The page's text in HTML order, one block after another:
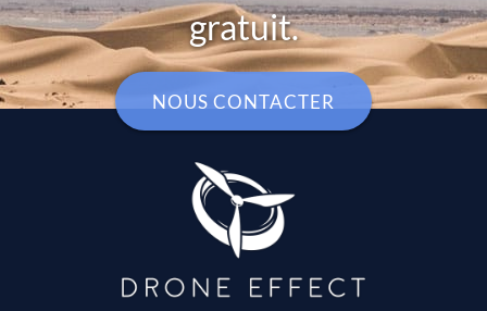
gratuit.
NOUS CONTACTER